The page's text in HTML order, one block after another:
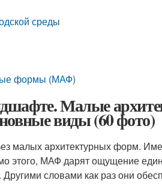
среды
формы (МАФ)
Малые
виды (60 фото)
малых архитектурных форм.
этого, МАФ дарят ощущение
словами как раз они